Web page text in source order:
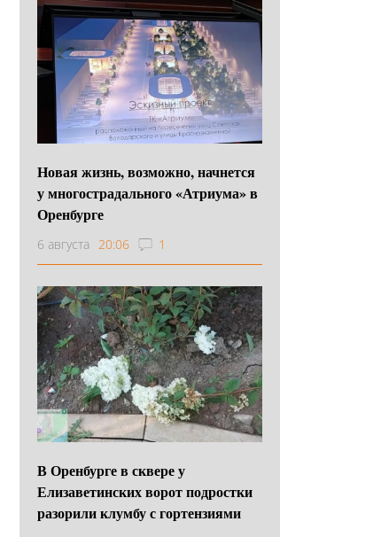
Новая жизнь, возможно, начнется
у многострадального «Атриума» в
Оренбурге
6 августа 20:06 1
В Оренбурге в сквере у
Елизаветинских ворот подростки
разорили клумбу с гортензиями